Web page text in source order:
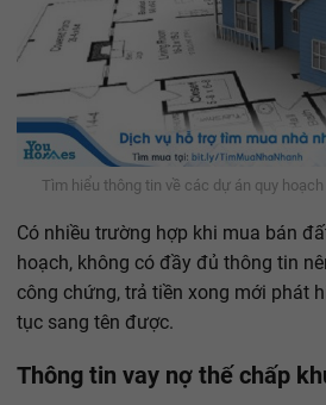
Tìm hiểu thông tin về các dự án quy
Có nhiều trường hợp khi mua bán
hoạch, không có đầy đủ thông tin
công chứng, trả tiền xong mới phát
tục sang tên được.
Thông tin vay nợ thế chấp